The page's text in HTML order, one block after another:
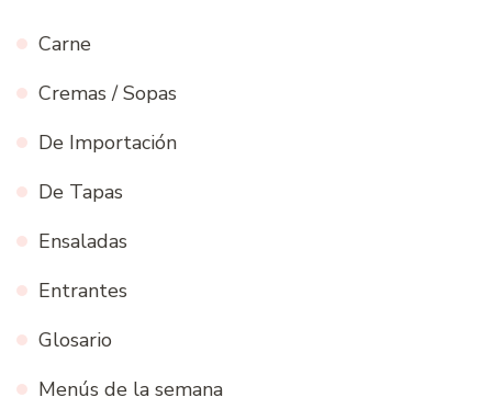
Carne
Cremas / Sopas
De Importación
De Tapas
Ensaladas
Entrantes
Glosario
Menús de la semana